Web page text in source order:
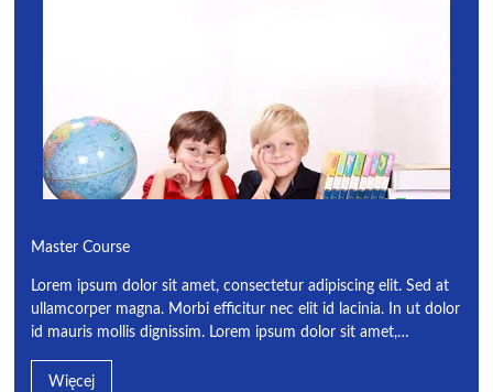
Master Course
Lorem ipsum dolor sit amet, consectetur adipiscing elit. Sed at
ullamcorper magna. Morbi efficitur nec elit id lacinia. In ut dolor
id mauris mollis dignissim. Lorem ipsum dolor sit amet,…
Więcej